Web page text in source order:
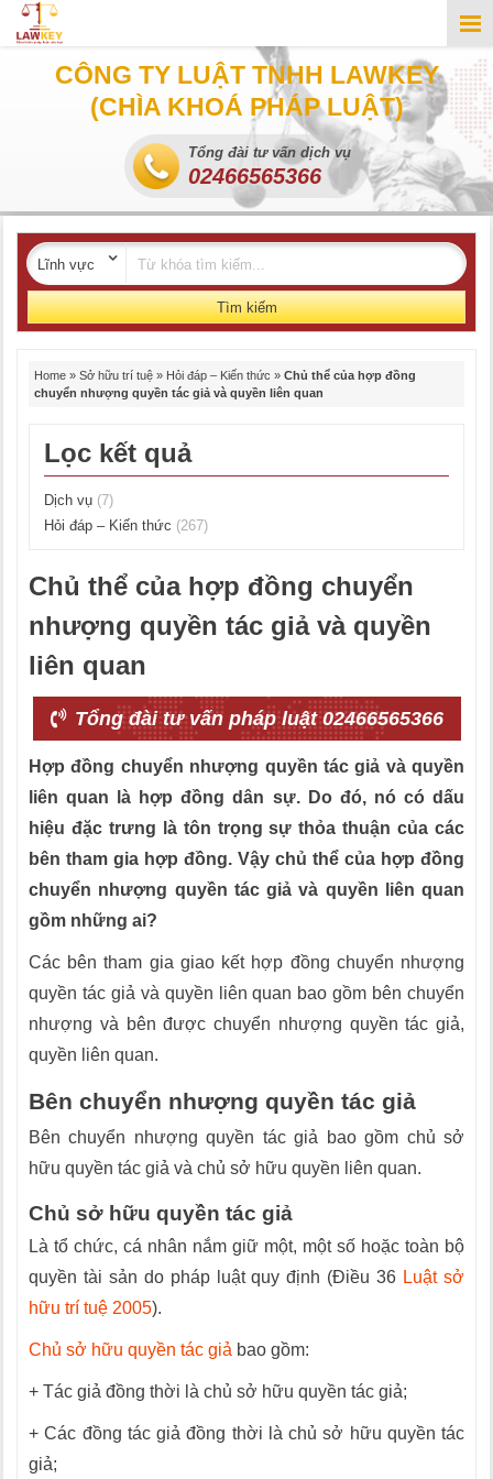
CÔNG TY LUẬT TNHH LAWKEY
(CHÌA KHOÁ PHÁP LUẬT)
Tổng đài tư vấn dịch vụ
02466565366
Tìm kiếm
Home » Sở hữu trí tuệ » Hỏi đáp – Kiến thức » Chủ thể của hợp đồng
chuyển nhượng quyền tác giả và quyền liên quan
Lọc kết quả
Dịch vụ (7)
Hỏi đáp – Kiến thức (267)
Chủ thể của hợp đồng chuyển
nhượng quyền tác giả và quyền
liên quan
Tổng đài tư vấn pháp luật 02466565366
Hợp đồng chuyển nhượng quyền tác giả và quyền
liên quan là hợp đồng dân sự. Do đó, nó có dấu
hiệu đặc trưng là tôn trọng sự thỏa thuận của các
bên tham gia hợp đồng. Vậy chủ thể của hợp đồng
chuyển nhượng quyền tác giả và quyền liên quan
gồm những ai?
Các bên tham gia giao kết hợp đồng chuyển nhượng
quyền tác giả và quyền liên quan bao gồm bên chuyển
nhượng và bên được chuyển nhượng quyền tác giả,
quyền liên quan.
Bên chuyển nhượng quyền tác giả
Bên chuyển nhượng quyền tác giả bao gồm chủ sở
hữu quyền tác giả và chủ sở hữu quyền liên quan.
Chủ sở hữu quyền tác giả
Là tổ chức, cá nhân nắm giữ một, một số hoặc toàn bộ
quyền tài sản do pháp luật quy định (Điều 36 Luật sở
hữu trí tuệ 2005).
Chủ sở hữu quyền tác giả bao gồm:
+ Tác giả đồng thời là chủ sở hữu quyền tác giả;
+ Các đồng tác giả đồng thời là chủ sở hữu quyền tác
giả;